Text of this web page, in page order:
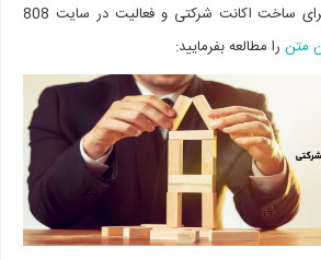
اگر هنوز به دنبال دلیل برای ساخت اکانت شرکتی و فعالیت در سایت 808
را مطالعه بفرمایید: